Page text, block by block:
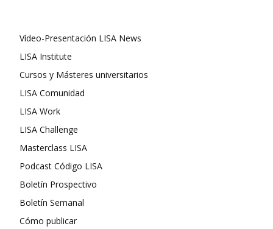
Vídeo-Presentación LISA News
LISA Institute
Cursos y Másteres universitarios
LISA Comunidad
LISA Work
LISA Challenge
Masterclass LISA
Podcast Código LISA
Boletín Prospectivo
Boletín Semanal
Cómo publicar